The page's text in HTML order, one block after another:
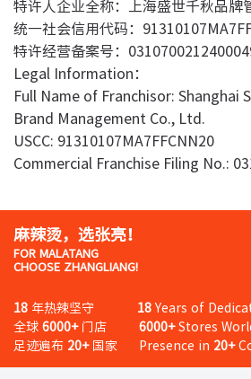
特许人企业全称：上海盛世千秋品牌
统一社会信用代码：
特许经营备案号：
Legal Information：
Full Name of Franchisor: Shanghai
Brand Management Co., Ltd.
USCC: 91310107MA7FFCNN20
Commercial Franchise Filing No.:
麻辣烫，选张亮！
FOR MALATANG
CHOOSE ZHANGLIANG!
18 年热辣坚守 18 Years of
全球 6000+ 门店 6000+Stores
足迹遍布 20+ 国家 Presence in 20+